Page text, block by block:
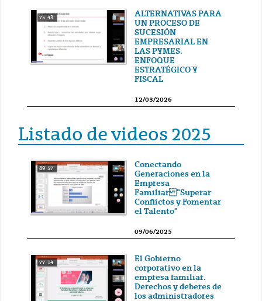
75' 43''
ALTERNATIVAS PARA
UN PROCESO DE
SUCESIÓN
EMPRESARIAL EN
LAS PYMES.
ENFOQUE
ESTRATÉGICO Y
FISCAL
12/03/2026
Listado de videos 2025
89' 57''
Conectando
Generaciones en la
Empresa
Familiar "Superar
Conflictos y Fomentar
el Talento"
09/06/2025
77' 14''
El Gobierno
corporativo en la
empresa familiar.
Derechos y deberes de
los administradores